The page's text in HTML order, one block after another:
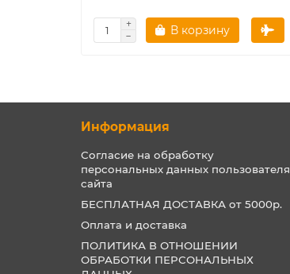
В корзину
Информация
Согласие на обработку
персональных данных пользователя
сайта
БЕСПЛАТНАЯ ДОСТАВКА от 5000р.
Оплата и доставка
ПОЛИТИКА В ОТНОШЕНИИ
ОБРАБОТКИ ПЕРСОНАЛЬНЫХ